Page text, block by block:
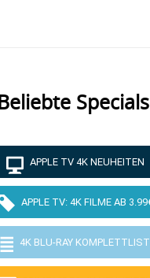
Beliebte
APPLE TV 4K NEUHEITEN
APPLE TV: 4K FILME AB
4K BLU-RAY